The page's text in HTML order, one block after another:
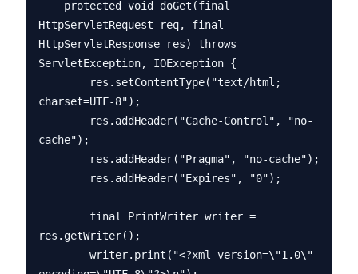
HttpServletRequest req, final
HttpServletResponse res) throws
ServletException, IOException {
charset=UTF-8");
cache");
res.getWriter();